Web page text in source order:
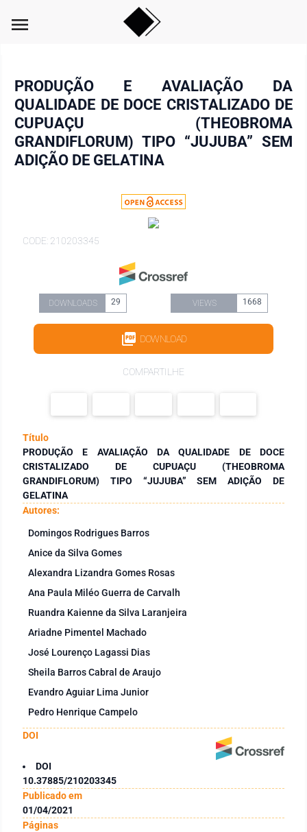
menu
PRODUÇÃO E AVALIAÇÃO DA
QUALIDADE DE DOCE CRISTALIZADO DE
CUPUAÇU (THEOBROMA
GRANDIFLORUM) TIPO “JUJUBA” SEM
ADIÇÃO DE GELATINA
CODE: 210203345
DOWNLOADS 29 VIEWS 1668
DOWNLOAD
COMPARTILHE
Título
PRODUÇÃO E AVALIAÇÃO DA QUALIDADE DE DOCE
CRISTALIZADO DE CUPUAÇU (THEOBROMA
GRANDIFLORUM) TIPO “JUJUBA” SEM ADIÇÃO DE
GELATINA
Autores:
Domingos Rodrigues Barros
Anice da Silva Gomes
Alexandra Lizandra Gomes Rosas
Ana Paula Miléo Guerra de Carvalh
Ruandra Kaienne da Silva Laranjeira
Ariadne Pimentel Machado
José Lourenço Lagassi Dias
Sheila Barros Cabral de Araujo
Evandro Aguiar Lima Junior
Pedro Henrique Campelo
DOI
DOI
10.37885/210203345
Publicado em
01/04/2021
Páginas